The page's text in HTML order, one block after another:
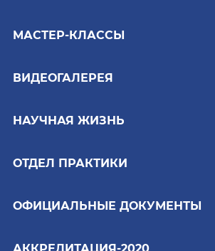
МАСТЕР-КЛАССЫ
ВИДЕОГАЛЕРЕЯ
НАУЧНАЯ ЖИЗНЬ
ОТДЕЛ ПРАКТИКИ
ОФИЦИАЛЬНЫЕ ДОКУМЕНТЫ